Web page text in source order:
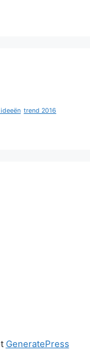
trend 2016
GeneratePress